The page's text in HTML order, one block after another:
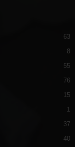
63
8
55
76
15
1
37
40